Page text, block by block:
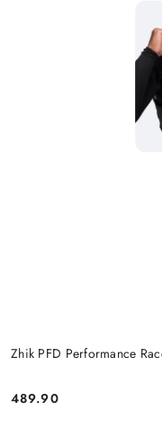
Zhik PFD Performance
Cena:
489.90